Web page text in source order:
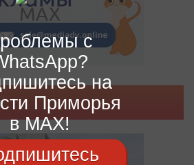
с
на
Приморья
в MAX!